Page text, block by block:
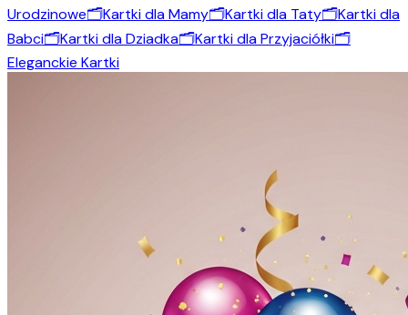
Urodzinowe🗂️Kartki dla Mamy🗂️Kartki dla Taty🗂️Kartki dla
Babci🗂️Kartki dla Dziadka🗂️Kartki dla Przyjaciółki🗂️
Eleganckie Kartki